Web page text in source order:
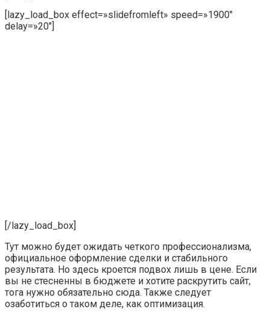
[lazy_load_box effect=»slidefromleft» speed=»1900″
delay=»20″]
[/lazy_load_box]
Тут можно будет ожидать четкого профессионализма,
официальное оформление сделки и стабильного
результата. Но здесь кроется подвох лишь в цене. Если
вы не стесненны в бюджете и хотите раскрутить сайт,
тога нужно обязательно сюда. Также следует
озаботиться о таком деле, как оптимизация.